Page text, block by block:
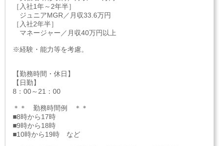
［入社1年～2年半］
ジュニアMGR／月収33.6万円
［入社2年半］
マネージャー／月収40万円以上
※経験・能力等を考慮。
【勤務時間・休日】
【日勤】
8：00～21：00
＊＊ 勤務時間例 ＊＊
■8時から17時
■9時から18時
■10時から19時 など